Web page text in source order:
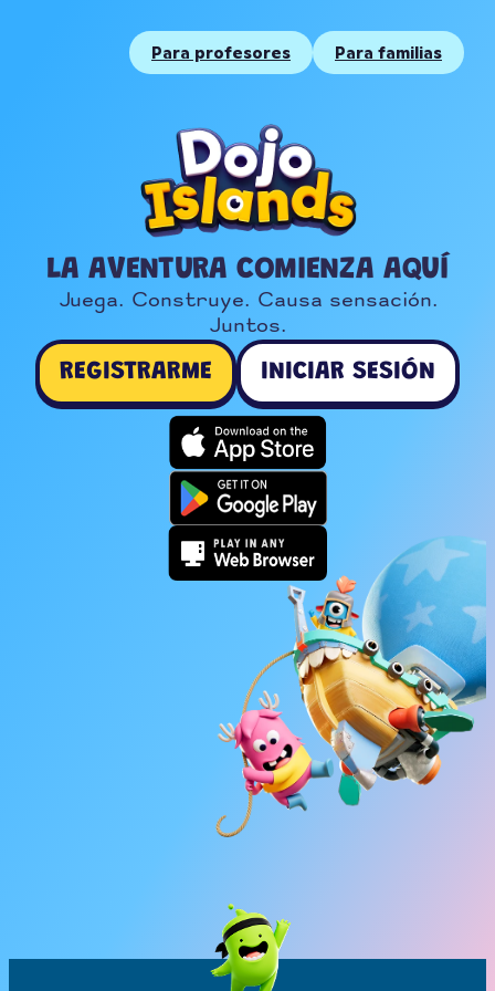
Para profesores Para familias
LA AVENTURA COMIENZA AQUÍ
Juega. Construye. Causa sensación.
Juntos.
REGISTRARME INICIAR SESIÓN